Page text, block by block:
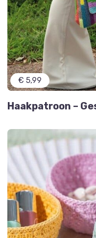
€ 5,99
Haakpatroon –